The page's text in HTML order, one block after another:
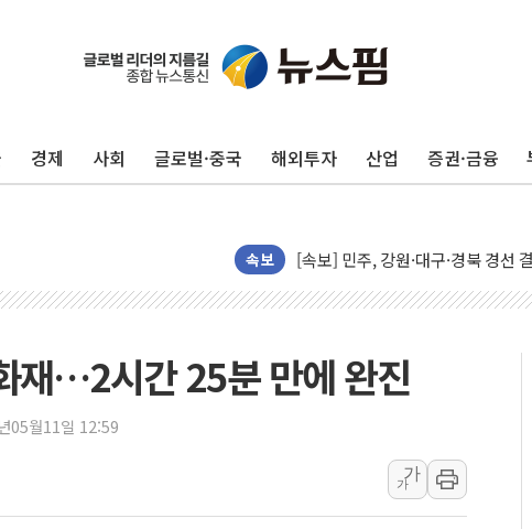
경제 사회 글로벌·중국 해외투자 산업 증권·금융
속보
인천서 말다툼 중 어머니 살해 10
[속보] 민주, 경북 경선 결과 발표
[속보] 민주, 대구 경선 결과 발표
정재헌 CEO, SKT 장기고객 400
인천시 광복절 현수막 '태극기 거
병무청, 보충역 전면 손질… 예술·
재…2시간 25분 만에 완진
05월11일 12:59
가
가